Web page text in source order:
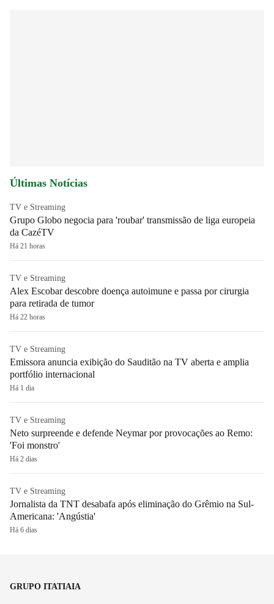
Últimas Notícias
TV e Streaming
Grupo Globo negocia para 'roubar' transmissão de liga europeia
da CazéTV
Há 21 horas
TV e Streaming
Alex Escobar descobre doença autoimune e passa por cirurgia
para retirada de tumor
Há 22 horas
TV e Streaming
Emissora anuncia exibição do Sauditão na TV aberta e amplia
portfólio internacional
Há 1 dia
TV e Streaming
Neto surpreende e defende Neymar por provocações ao Remo:
'Foi monstro'
Há 2 dias
TV e Streaming
Jornalista da TNT desabafa após eliminação do Grêmio na Sul-
Americana: 'Angústia'
Há 6 dias
GRUPO ITATIAIA